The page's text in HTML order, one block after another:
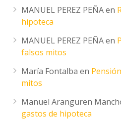
MANUEL PEREZ PEÑAen
hipoteca
MANUEL PEREZ PEÑAen
falsos mitos
María Fontalba en
mitos
Manuel Aranguren
gastos de hipoteca